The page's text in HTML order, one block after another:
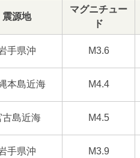
震源地
マグニチュー
ド
手県沖 M3.6
本島近海 M4.4
古島近海 M4.5
手県沖 M3.9